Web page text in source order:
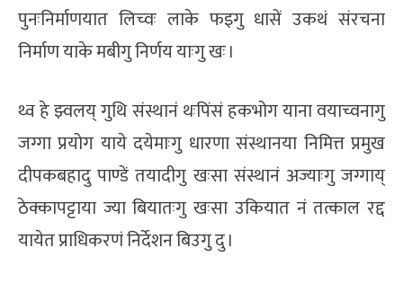
पुनःनिर्माणयात लिच्वः लाके फइगु धासें उकथं संरचना
निर्माण याके मबीगु निर्णय याःगु खः ।
थ्व हे झ्वलय् गुथि संस्थानं थःपिंसं हकभोग याना वयाच्वनागु
जग्गा प्रयोग याये दयेमाःगु धारणा संस्थानया निमित्त प्रमुख
दीपकबहादु पाण्डें तयादीगु खःसा संस्थानं अज्याःगु जग्गाय्
ठेक्कापट्टाया ज्या बियातःगु खःसा उकियात नं तत्काल रद्द
यायेत प्राधिकरणं निर्देशन बिउगु दु ।